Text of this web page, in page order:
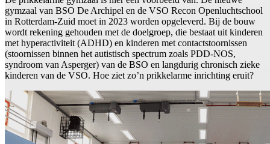
gymzaal van BSO De Archipel en de VSO Recon Openluchtschool
in Rotterdam-Zuid moet in 2023 worden opgeleverd. Bij de bouw
wordt rekening gehouden met de doelgroep, die bestaat uit kinderen
met hyperactiviteit (ADHD) en kinderen met contactstoornissen
(stoornissen binnen het autistisch spectrum zoals PDD-NOS,
syndroom van Asperger) van de BSO en langdurig chronisch zieke
kinderen van de VSO. Hoe ziet zo’n prikkelarme inrichting eruit?